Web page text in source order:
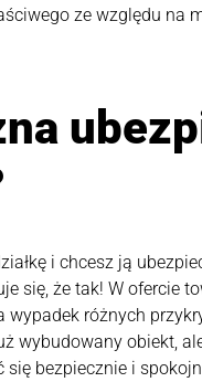
ze względu na
i chcesz ją
się, że tak! W ofercie
wypadek różnych
wybudowany obiekt,
się bezpiecznie i